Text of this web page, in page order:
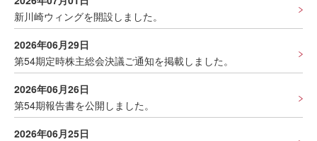
新川崎ウィングを開設しました。
2026年06月29日
第54期定時株主総会決議ご通知を掲載しました。
2026年06月26日
第54期報告書を公開しました。
2026年06月25日